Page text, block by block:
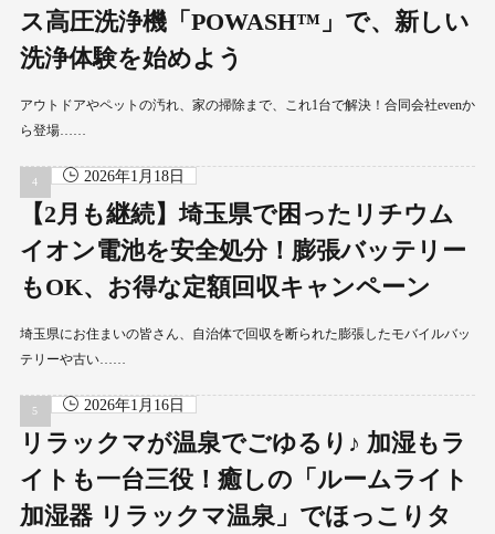
ス高圧洗浄機「POWASH™」で、新しい
洗浄体験を始めよう
アウトドアやペットの汚れ、家の掃除まで、これ1台で解決！合同会社evenか
ら登場……
2026年1月18日
【2月も継続】埼玉県で困ったリチウム
イオン電池を安全処分！膨張バッテリー
もOK、お得な定額回収キャンペーン
埼玉県にお住まいの皆さん、自治体で回収を断られた膨張したモバイルバッ
テリーや古い……
2026年1月16日
リラックマが温泉でごゆるり♪ 加湿もラ
イトも一台三役！癒しの「ルームライト
加湿器 リラックマ温泉」でほっこりタ